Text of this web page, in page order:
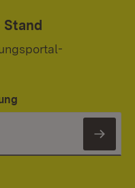
Stand